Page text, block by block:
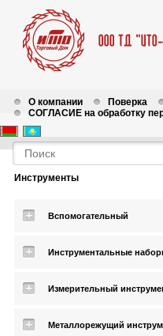
О компании Поверка
СОГЛАСИЕ на обработку
Инструменты
Вспомогательный
Инструментальные
Измерительный
Металлорежущий